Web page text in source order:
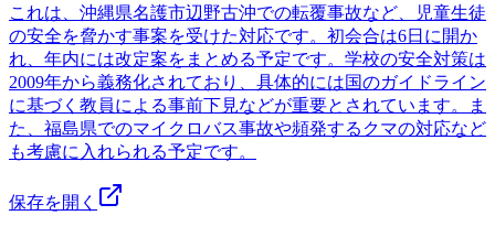
これは、沖縄県名護市辺野古沖での転覆事故など、児童生徒
の安全を脅かす事案を受けた対応です。初会合は6日に開か
れ、年内には改定案をまとめる予定です。学校の安全対策は
2009年から義務化されており、具体的には国のガイドライン
に基づく教員による事前下見などが重要とされています。ま
た、福島県でのマイクロバス事故や頻発するクマの対応など
も考慮に入れられる予定です。
保存を開く